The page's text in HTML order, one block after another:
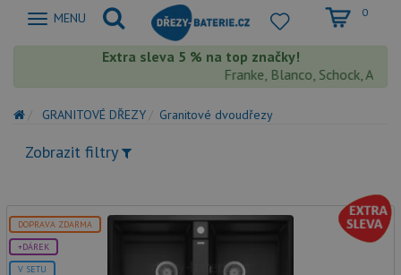
Zobrazit
MENU 0
Extra sleva 5 % na top značky!
Franke, Blanco, Schock,
GRANITOVÉ DŘEZY Granitové dvoudřezy
Zobrazit filtry
DOPRAVA ZDARMA
+DÁREK
V SETU